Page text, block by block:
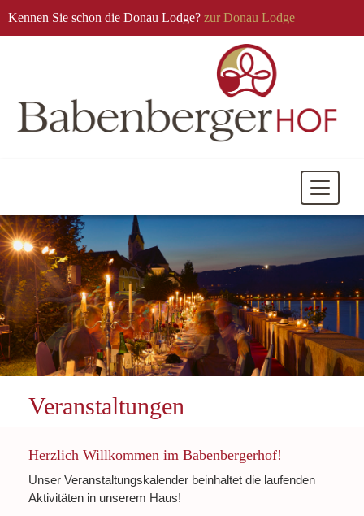
Kennen Sie schon die Donau Lodge? zur Donau Lodge
Mobile
Veranstaltungen
Herzlich Willkommen im Babenbergerhof!
Unser Veranstaltungskalender beinhaltet die laufenden
Aktivitäten in unserem Haus!